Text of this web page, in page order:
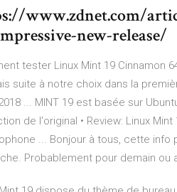
www.zdnet.com/
new-release/
tester Linux Mint 19 Cinnamon
suite à notre choix dans la
... MINT 19 est basée sur
de l'original • Review: Linux
... Bonjour à tous, cette info
Probablement pour demain ou